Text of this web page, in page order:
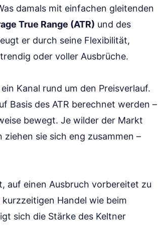
damals mit einfachen gleitenden
True Range (ATR) und des
er durch seine Flexibilität,
oder voller Ausbrüche.
Kanal rund um den Preisverlauf.
Basis des ATR berechnet werden –
bewegt. Je wilder der Markt
sie sich eng zusammen –
auf einen Ausbruch vorbereitet zu
Handel wie beim
sich die Stärke des Keltner